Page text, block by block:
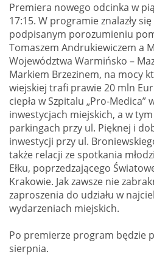
Premiera nowego odcinka w
17:15. W programie znalazły
podpisanym porozumieniu
Tomaszem Andrukiewiczem a
Województwa Warmińsko –
Markiem Brzezinem, na mocy
wiejskiej trafi prawie 20 mln
ciepła w Szpitalu „Pro-Medica”
inwestycjach miejskich, a w
parkingach przy ul. Pięknej i
inwestycji przy ul.
także relacji ze spotkania
Ełku, poprzedzającego
Krakowie. Jak zawsze nie
zaproszenia do udziału w
wydarzeniach miejskich.
Po premierze program będzie
sierpnia.